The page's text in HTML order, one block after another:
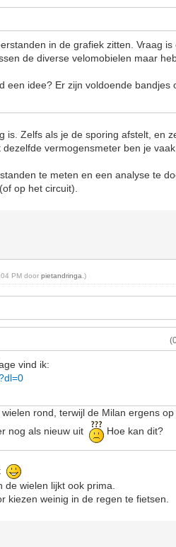
in de grafiek zitten. Vraag
de diverse velomobielen maar
een idee? Er zijn voldoende bandjes
is. Zelfs als je de sporing afstelt, en
vermogensmeter ben je
te meten en een analyse te
op het circuit).
PM doorpietandringa .)
vind ik:
rond, terwijl de Milan ergens
nog als nieuw uit
Hoe kan dit?
de wielen lijkt ook prima.
kiezen weinig in de regen te fietsen.